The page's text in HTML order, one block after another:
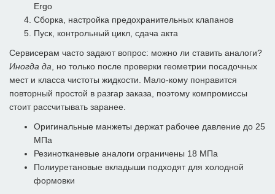
Ergo
Сборка, настройка предохранительных клапанов
Пуск, контрольный цикл, сдача акта
Сервисерам часто задают вопрос: можно ли ставить аналоги?
Иногда да , но только после проверки геометрии посадочных
мест и класса чистоты жидкости. Мало-кому понравится
повторный простой в разгар заказа, поэтому компромиссы
стоит рассчитывать заранее.
Оригинальные манжеты держат рабочее давление до 25
МПа
Резинотканевые аналоги ограничены 18 МПа
Полиуретановые вкладыши подходят для холодной
формовки